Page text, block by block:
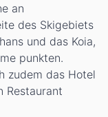
an
des Skigebiets
und das Koia,
punkten.
zudem das Hotel
Restaurant